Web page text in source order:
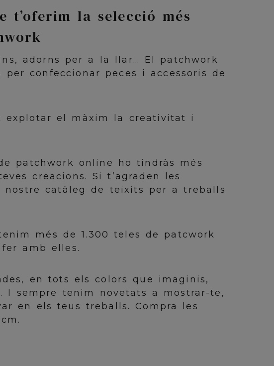
la selecció més
adorns per a la llar… El patchwork
confeccionar peces i accessoris de
explotar el màxim la creativitat i
patchwork online ho tindràs més
creacions. Si t’agraden les
catàleg de teixits per a treballs
més de 1.300 teles de patcwork
amb elles.
en tots els colors que imaginis,
I sempre tenim novetats a mostrar-te,
en els teus treballs. Compra les